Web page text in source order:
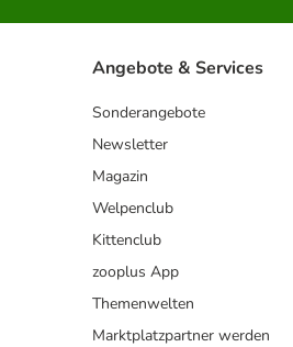
Angebote & Services
Sonderangebote
Newsletter
Magazin
Welpenclub
Kittenclub
zooplus App
Themenwelten
Marktplatzpartner werden